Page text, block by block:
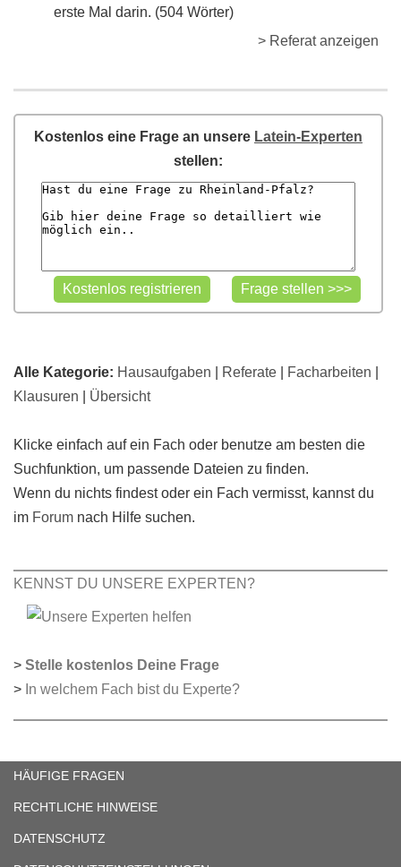
erste Mal darin. (504 Wörter)
> Referat anzeigen
Kostenlos eine Frage an unsere Latein-Experten
stellen:
Alle Kategorie: Hausaufgaben Referate Facharbeiten
Klausuren
Übersicht
Klicke einfach auf ein Fach oder benutze am besten die
Suchfunktion, um passende Dateien zu finden.
Wenn du nichts findest oder ein Fach vermisst, kannst du
im Forum nach Hilfe suchen.
KENNST DU UNSERE EXPERTEN?
> Stelle kostenlos Deine Frage
> In welchem Fach bist du Experte?
HÄUFIGE FRAGEN
RECHTLICHE HINWEISE
DATENSCHUTZ